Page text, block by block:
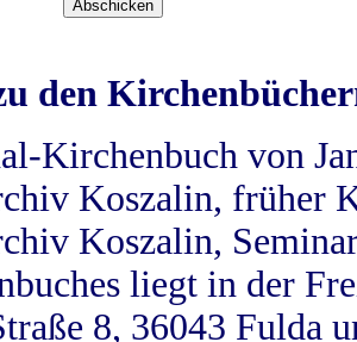
den
Kirchenbuch von
Koszalin, früher
Koszalin,
liegt in der
8, 36043 Fulda